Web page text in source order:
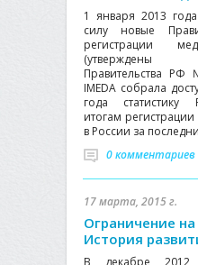
1 января 2013
силу новые
регистрации
(утверждены
Правительства РФ
IMEDA собрала
года статистику
итогам
в России за
0 комментариев
17 марта, 2015 г.
Ограничение
История
В декабре 2012